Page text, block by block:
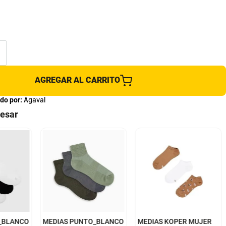
AGREGAR AL CARRITO
por: Agaval
MEDIAS PUNTO_BLANCO
MEDIAS KOPER MUJER